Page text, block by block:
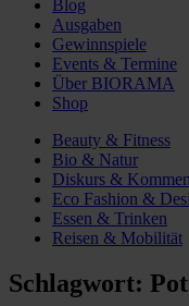
Blog
Ausgaben
Gewinnspiele
Events & Termine
Über BIORAMA
Shop
Beauty & Fitness
Bio & Natur
Diskurs &
Eco Fashion &
Essen & Trinken
Reisen & Mobilität
Schlagwort: